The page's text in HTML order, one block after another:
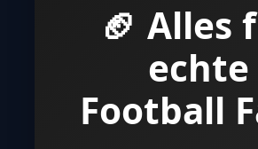
🏈 Alles
echte
Football